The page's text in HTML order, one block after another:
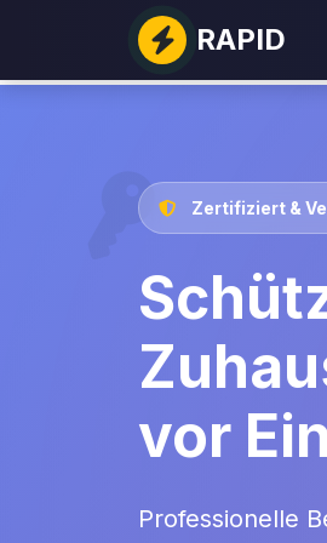
RAPID
Zertifiziert &
vor
Professionelle